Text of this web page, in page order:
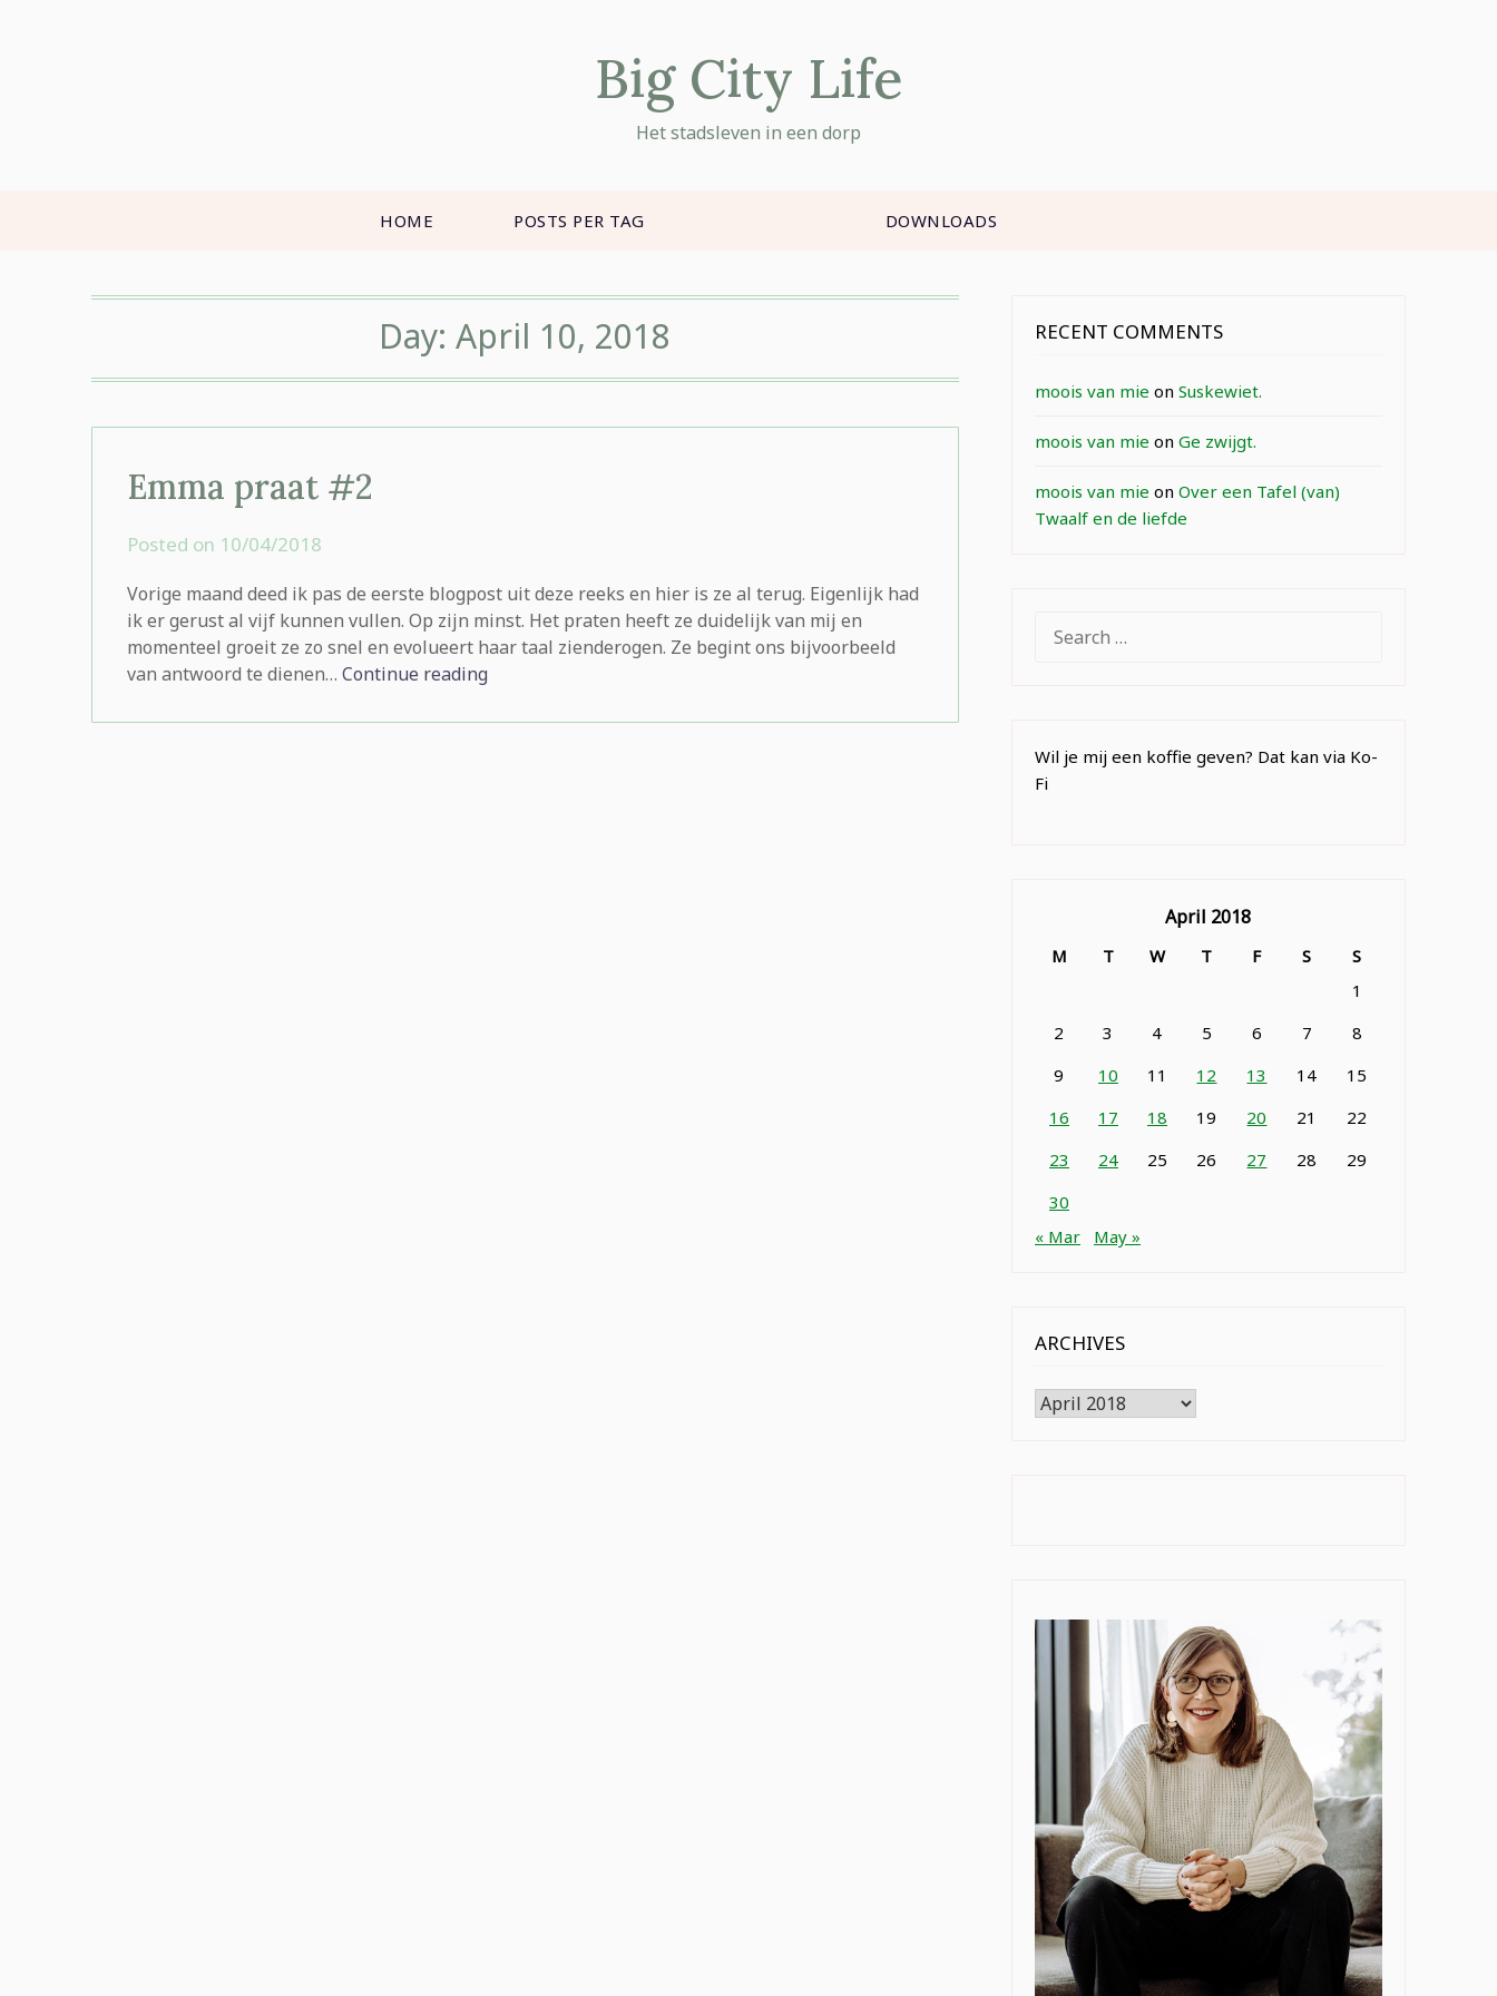
Big City Life
Het stadsleven in een dorp
HOME POSTS PER TAG DOWNLOADS
Day:April 10, 2018
Emma praat #2
Posted on 10/04/2018
Vorige maand deed ik pas de eerste blogpost uit deze reeks en hier is ze al terug. Eigenlijk had
ik er gerust al vijf kunnen vullen. Op zijn minst. Het praten heeft ze duidelijk van mij en
momenteel groeit ze zo snel en evolueert haar taal zienderogen. Ze begint ons bijvoorbeeld
van antwoord te dienen…Continue reading
RECENT COMMENTS
moois van mie on Suskewiet.
moois van mie on Ge zwijgt.
moois van mie on Over een Tafel (van)
Twaalf en de liefde
FOR:
Wil je mij een koffie geven? Dat kan via Ko-
Fi
April 2018
M T W T F S
S
1
2
3 4 5 6 7
8
9
10 11 12 13 14
15
16
17 18 19 20 21
22
23
24 25 26 27 28
29
30
« Mar
May »
ARCHIVES
Archives